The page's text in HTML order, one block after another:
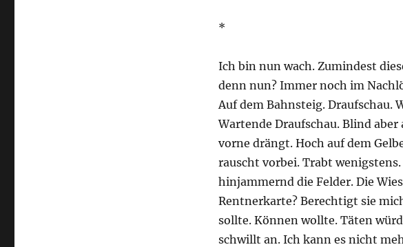
*
Ich bin nun wach. Zumindest
denn nun? Immer noch im
Auf dem Bahnsteig. Draufschau.
Wartende Draufschau. Blind aber
vorne drängt. Hoch auf dem
rauscht vorbei. Trabt
hinjammernd die Felder. Die
Rentnerkarte? Berechtigt sie
sollte. Können wollte. Täten
schwillt an. Ich kann es nicht